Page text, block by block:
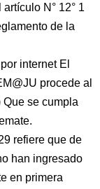
N° 12° 1
de la
internet El
procede al
se cumpla
refiere que de
han ingresado
en primera